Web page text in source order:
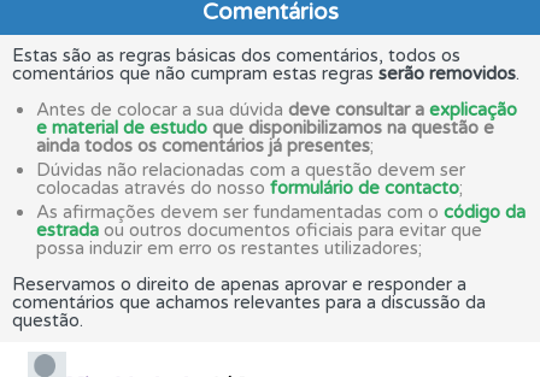
Comentários
Estas são as regras básicas dos comentários, todos os
comentários que não cumpram estas regras serão removidos.
Antes de colocar a sua dúvida deve consultar a explicação
e material de estudo que disponibilizamos na questão e
ainda todos os comentários já presentes;
Dúvidas não relacionadas com a questão devem ser
colocadas através do nosso formulário de contacto;
As afirmações devem ser fundamentadas com o código da
estrada ou outros documentos oficiais para evitar que
possa induzir em erro os restantes utilizadores;
Reservamos o direito de apenas aprovar e responder a
comentários que achamos relevantes para a discussão da
questão.